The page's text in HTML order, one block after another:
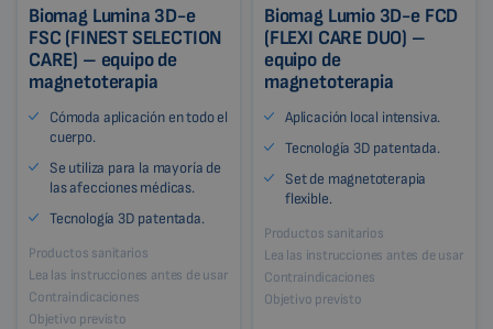
Biomag Lumina 3D-e
FSC (FINEST SELECTION
CARE) – equipo de
magnetoterapia
Cómoda aplicación en todo el
cuerpo.
Se utiliza para la mayoría de
las afecciones médicas.
Tecnología 3D patentada.
Productos sanitarios
Lea las instrucciones antes de usar
Contraindicaciones
Objetivo previsto
Biomag Lumio 3D-e FCD
(FLEXI CARE DUO) –
equipo de
magnetoterapia
Aplicación local intensiva.
Tecnología 3D patentada.
Set de magnetoterapia
flexible.
Productos sanitarios
Lea las instrucciones antes de usar
Contraindicaciones
Objetivo previsto